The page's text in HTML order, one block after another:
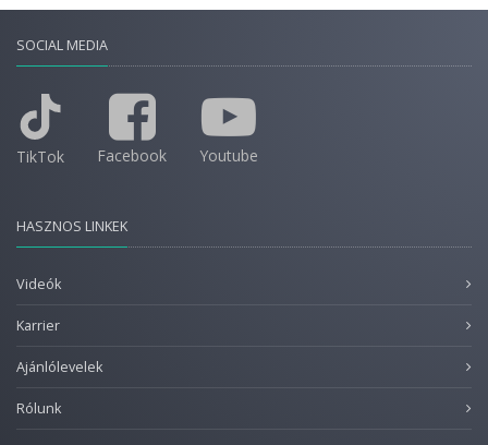
SOCIAL MEDIA
TikTok Facebook Youtube
HASZNOS LINKEK
Videók
Karrier
Ajánlólevelek
Rólunk